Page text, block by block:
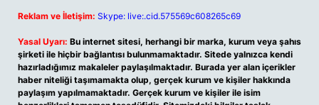
Reklam ve İletişim: Skype: live:.cid.575569c608265c69
Yasal Uyarı: Bu internet sitesi, herhangi bir marka, kurum veya şahıs
şirketi ile hiçbir bağlantısı bulunmamaktadır. Sitede yalnızca kendi
hazırladığımız makaleler paylaşılmaktadır. Burada yer alan içerikler
haber niteliği taşımamakta olup, gerçek kurum ve kişiler hakkında
paylaşım yapılmamaktadır. Gerçek kurum ve kişiler ile isim